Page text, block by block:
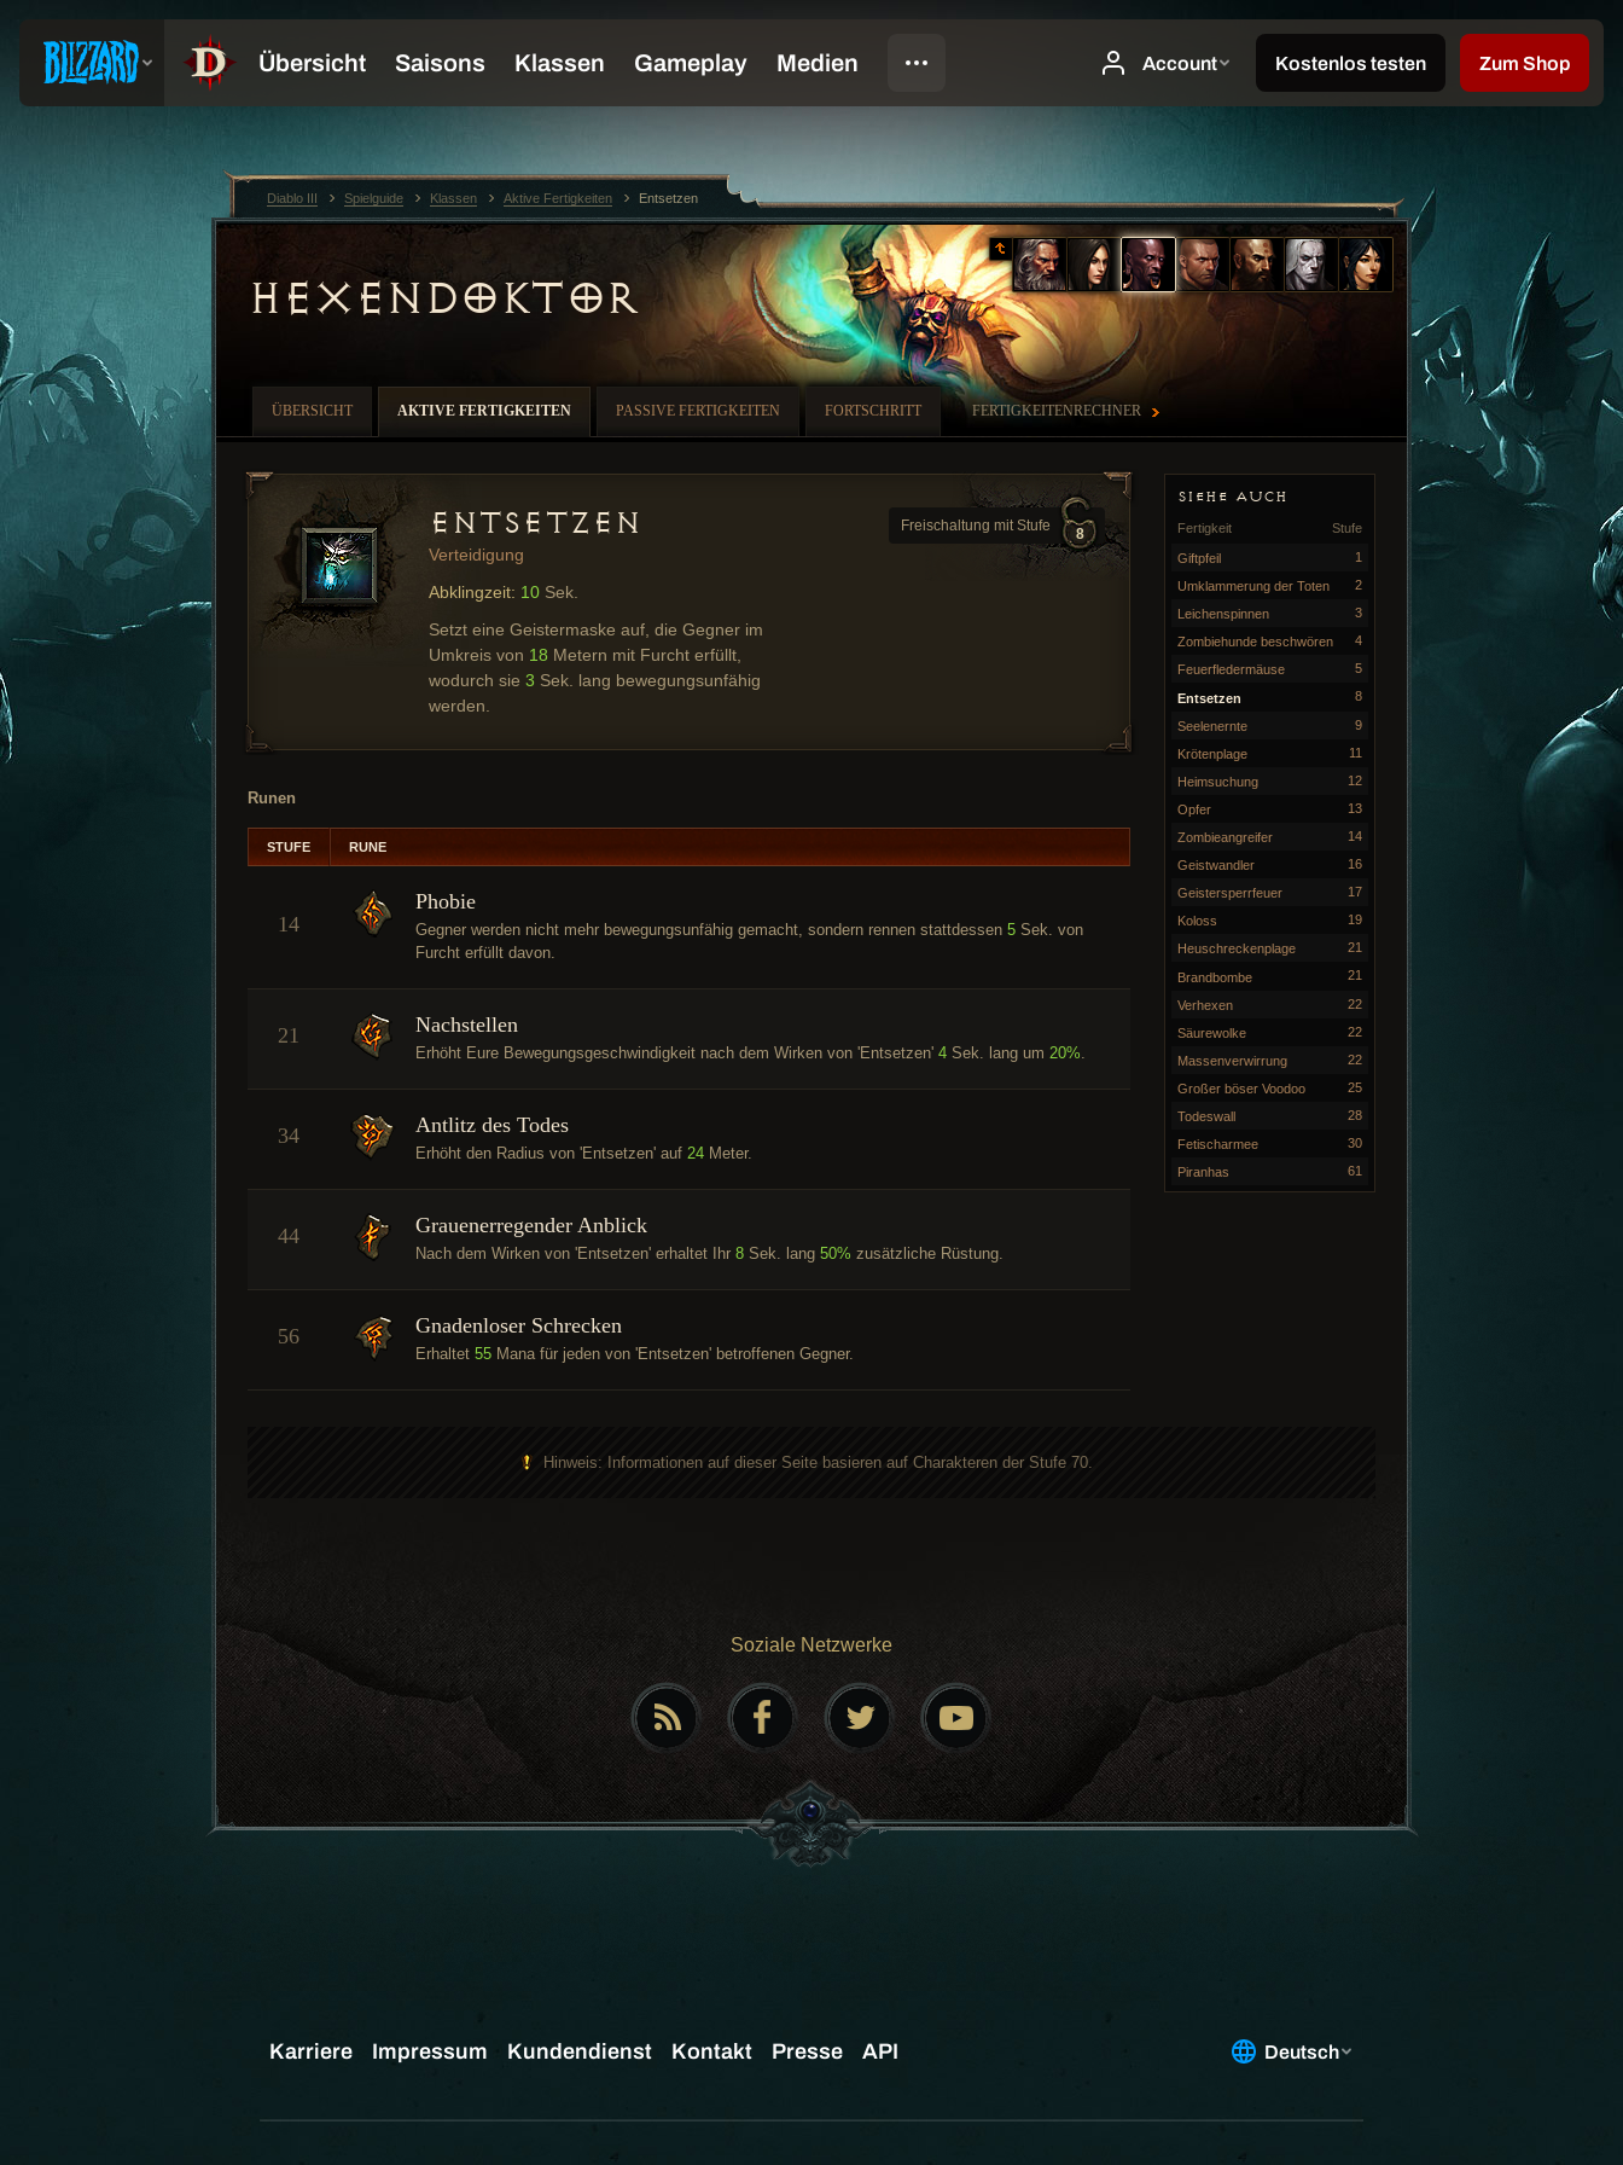
HEXENDOKTOR
ÜBERSICHT AKTIVE FERTIGKEITEN PASSIVE FERTIGKEITEN FORTSCHRITT FERTIGKEITENRECHNER
SIEHE AUCH
Stufe
Fertigkeit
Giftpfeil 1
Umklammerung der Toten 2
Leichenspinnen 3
Zombiehunde beschwören 4
Feuerfledermäuse 5
Entsetzen 8
Seelenernte 9
Krötenplage 11
Heimsuchung 12
Opfer 13
Zombieangreifer 14
Geistwandler 16
Geistersperrfeuer 17
Koloss 19
Heuschreckenplage 21
Brandbombe 21
Verhexen 22
Säurewolke 22
Massenverwirrung 22
Großer böser Voodoo 25
Todeswall 28
Fetischarmee 30
Piranhas 61
Freischaltung mit Stufe 8
Entsetzen
Verteidigung
Abklingzeit: 10 Sek.
Setzt eine Geistermaske auf, die Gegner im
Umkreis von 18 Metern mit Furcht erfüllt,
wodurch sie 3 Sek. lang bewegungsunfähig
werden.
Runen
STUFE RUNE
14
Phobie
Gegner werden nicht mehr bewegungsunfähig gemacht, sondern rennen stattdessen 5 Sek. von
Furcht erfüllt davon.
21 Nachstellen
Erhöht Eure Bewegungsgeschwindigkeit nach dem Wirken von 'Entsetzen' 4 Sek. lang um 20%.
34 Antlitz des Todes
Erhöht den Radius von 'Entsetzen' auf 24 Meter.
44 Grauenerregender Anblick
Nach dem Wirken von 'Entsetzen' erhaltet Ihr 8 Sek. lang 50% zusätzliche Rüstung.
56 Gnadenloser Schrecken
Erhaltet 55 Mana für jeden von 'Entsetzen' betroffenen Gegner.
Hinweis: Informationen auf dieser Seite basieren auf Charakteren der Stufe 70.
Soziale Netzwerke
Diablo III Spielguide Klassen Aktive Fertigkeiten Entsetzen